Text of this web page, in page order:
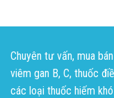
Chuyên tư vấn, mua
viêm gan B, C, thuốc
các loại thuốc hiếm